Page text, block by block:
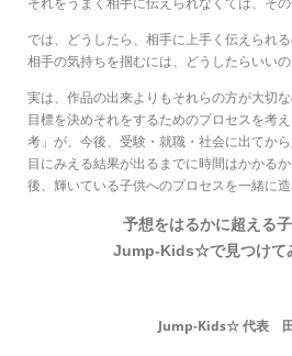
それをうまく相手に伝えられなくては、 そ
では、どうしたら、相手に上手く伝えられる
相手の気持ちを掴むには、どうしたらいいの
実は、作品の出来よりもそれらの方が大切な
目標を決めそれをするためのプロセスを考
考」が、 今後、受験・就職・社会に出てから
目にみえる結果が出るまでに時間はかかるか
後、輝いている子供へのプロセスを一緒に
予想をはるかに超える
Jump-Kids☆で見つけて
Jump-Kids☆ 代表